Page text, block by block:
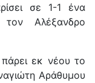
σε 1-1 ένα
Αλέξανδρο
εκ νέου το
Αράθυμου